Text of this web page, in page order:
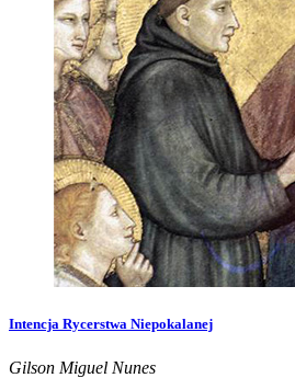
Intencja Rycerstwa Niepokalanej
Gilson Miguel Nunes